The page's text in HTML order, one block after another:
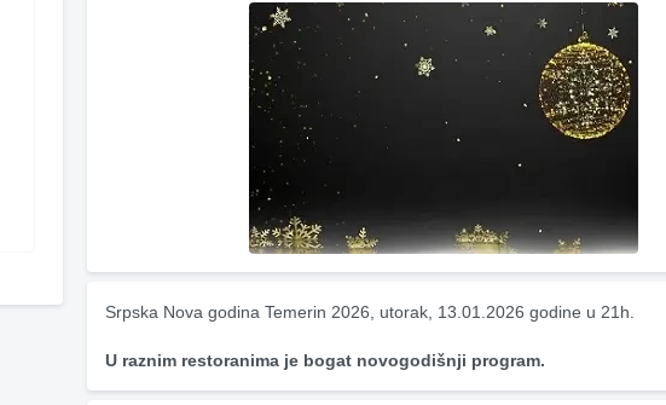
Srpska Nova godina Temerin 2026, utorak, 13.01.2026 godine u 21h.
U raznim restoranima je bogat novogodišnji program.